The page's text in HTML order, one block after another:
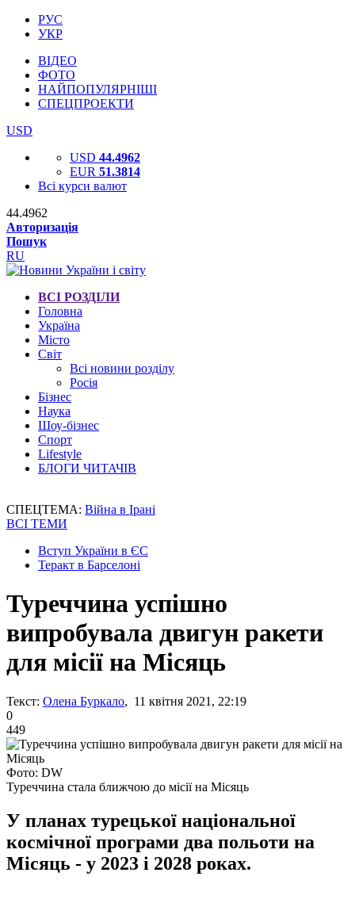
РУС
УКР
ВІДЕО
ФОТО
НАЙПОПУЛЯРНІШІ
СПЕЦПРОЕКТИ
USD
USD 44.4962
EUR 51.3814
Всі курси валют
44.4962
Авторизація
Пошук
RU
ВСІ РОЗДІЛИ
Головна
Україна
Місто
Світ
Всі новини розділу
Росія
Бізнес
Наука
Шоу-бізнес
Спорт
Lifestyle
БЛОГИ ЧИТАЧІВ
СПЕЦТЕМА: Війна в Ірані
ВСІ ТЕМИ
Вступ України в ЄС
Теракт в Барселоні
Туреччина успішно
випробувала двигун ракети
для місії на Місяць
Текст: Олена Буркало, 11 квітня 2021, 22:19
0
449
Фото: DW
Туреччина стала ближчою до місії на Місяць
У планах турецької національної
космічної програми два польоти на
Місяць - у 2023 і 2028 роках.